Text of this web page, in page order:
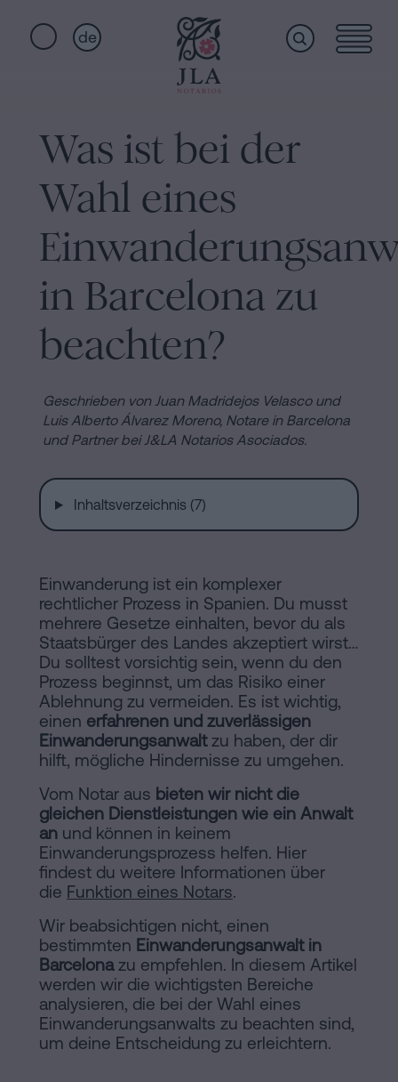
de
Dienstleistungen
Wer
wir
sind
Installationen
Online-
Notariat
Blog
Kontaktieren
Rechtlicher
Hinweis
Cookie-
Richtlinie
Manifest
Rechtliche
und
notarielle
Staatsbürgerschaftseid
Notariat
für
in
Kaufvertrag
Barcelona
Auflösung
einer
Online-
Notariat
Handels-
und
Gesellschaftsrecht
Eine
Erbschaft
in
fünf
Schritten
abwickeln
Kann
man
Hypothek
ohne
Wohnbescheinigung
unterschreiben?
Kontaktieren
Was ist bei der
Wahl eines
in Barcelona zu
beachten?
Geschrieben von Juan Madridejos Velasco und
Luis Alberto Álvarez Moreno, Notare in Barcelona
und Partner bei J&LA Notarios Asociados.
Inhaltsverzeichnis (7)
Einwanderung ist ein komplexer
rechtlicher Prozess in Spanien. Du musst
mehrere Gesetze einhalten, bevor du als
Staatsbürger des Landes akzeptiert wirst…
Du solltest vorsichtig sein, wenn du den
Prozess beginnst, um das Risiko einer
Ablehnung zu vermeiden. Es ist wichtig,
einen erfahrenen und zuverlässigen
Einwanderungsanwaltzu haben, der dir
hilft, mögliche Hindernisse zu umgehen.
Vom Notar aus bieten wir nicht die
gleichen Dienstleistungen wie ein Anwalt
an und können in keinem
Einwanderungsprozess helfen. Hier
findest du weitere Informationen über
die Funktion eines Notars.
Wir beabsichtigen nicht, einen
bestimmten Einwanderungsanwalt in
Barcelonazu empfehlen. In diesem Artikel
werden wir die wichtigsten Bereiche
analysieren, die bei der Wahl eines
Einwanderungsanwalts zu beachten sind,
um deine Entscheidung zu erleichtern.